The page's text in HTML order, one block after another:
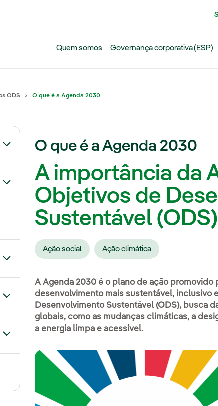
Quem somos Governança corporativa (ESP)
ODS O que é a Agenda 2030
Alternar submenu de Mudanças climáticas
Alternar submenu de Biodiversidade
Alternar submenu de Compromisso social
Alternar submenu de Cadeia de valor sustentável
Alternar submenu de Gestão de sustentabilidade
O que é a Agenda 2030
A importância da
Objetivos de
Sustentável (ODS)
Ação social Ação climática
A Agenda 2030 é o plano de ação promovido
desenvolvimento mais sustentável, inclusivo
Desenvolvimento Sustentável (ODS), busca
globais, como as mudanças climáticas, a
a energia limpa e acessível.